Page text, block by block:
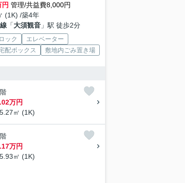
円 管理/共益費8,000円
(1K) /築4年
「大須観音」駅 徒歩2分
ック
エレベーター
配ボックス 敷地内ごみ置き場
万円
㎡ (1K)
万円
㎡ (1K)